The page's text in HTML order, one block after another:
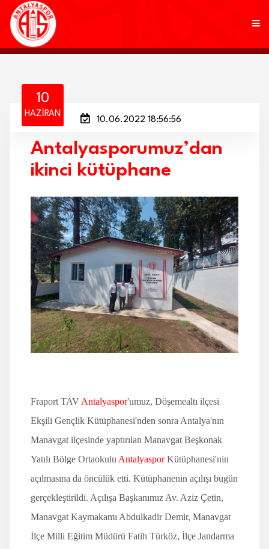
KULÜP
AKADEMİ
MARKALAR
TARAFTAR
BRANŞLAR
HABERLER
İLETİŞİM
10
HAZIRAN
10.06.2022 18:56:56
Antalyasporumuz’dan
ikinci kütüphane
Fraport TAV Antalyaspor'umuz, Döşemealtı ilçesi
Ekşili Gençlik Kütüphanesi'nden sonra Antalya'nın
Manavgat ilçesinde yaptırılan Manavgat Beşkonak
Yatılı Bölge Ortaokulu AntalyasporKütüphanesi'nin
açılmasına da öncülük etti. Kütüphanenin açılışı bugün
gerçekleştirildi. Açılışa Başkanımız Av. Aziz Çetin,
Manavgat Kaymakamı Abdulkadir Demir, Manavgat
İlçe Milli Eğitim Müdürü Fatih Türköz, İlçe Jandarma